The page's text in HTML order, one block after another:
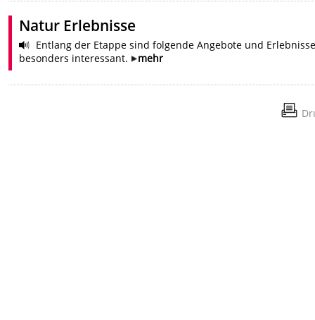
Natur Erlebnisse
Entlang der Etappe sind folgende Angebote und Erlebnisse
besonders interessant.
mehr